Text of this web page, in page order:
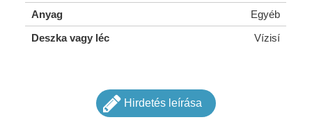
Anyag
Egyéb
Deszka vagy léc
Vízisí
Hirdetés leírása